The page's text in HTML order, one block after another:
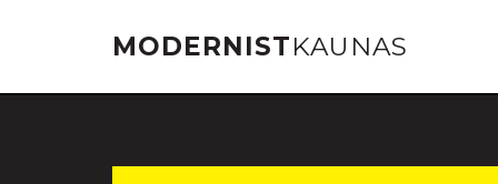
MODERNISTKAUNAS